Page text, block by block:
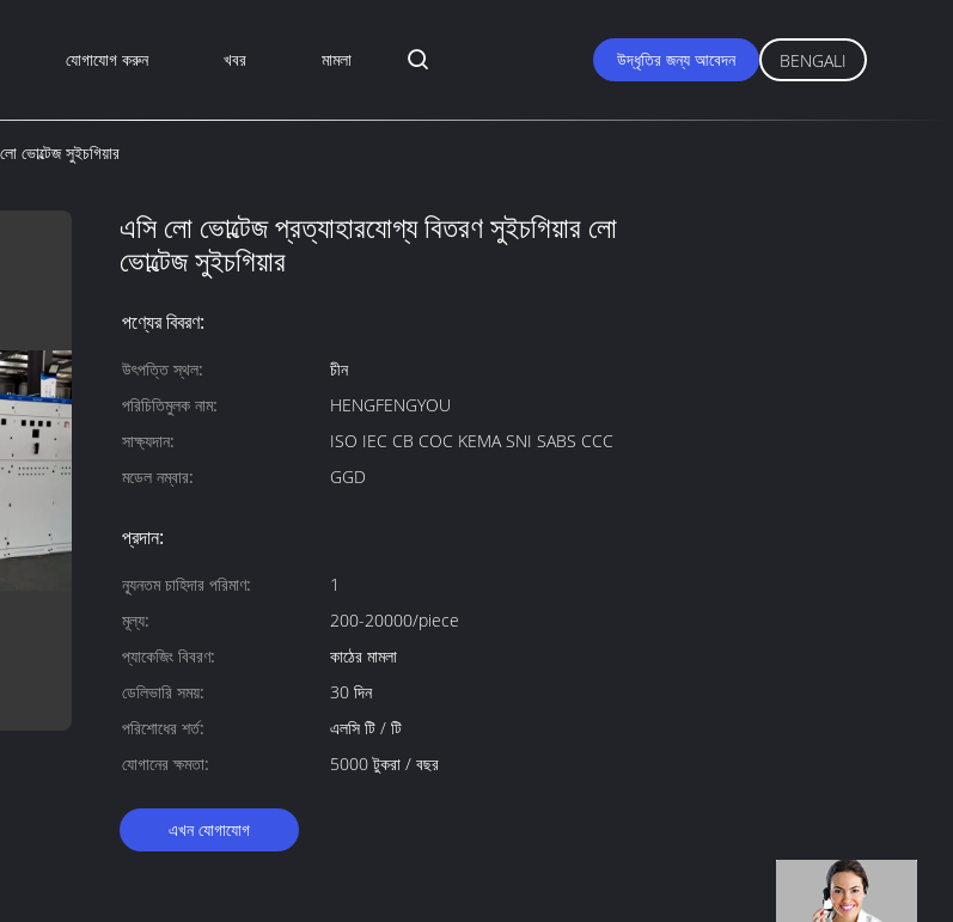
যোগাযোগ করুন খবর মামলা উদ্ধৃতির জন্য আবেদন BENGALI
ভোল্টেজ সুইচগিয়ার
এসি লো ভোল্টেজ প্রত্যাহারযোগ্য বিতরণ সুইচগিয়ার লো
ভোল্টেজ সুইচগিয়ার
পণ্যের বিবরণ:
উৎপত্তি স্থল:
চীন
পরিচিতিমুলক নাম:
HENGFENGYOU
সাক্ষ্যদান:
ISO IEC CB COC KEMA SNI SABS CCC
মডেল নম্বার:
GGD
প্রদান:
ন্যূনতম চাহিদার পরিমাণ:
1
মূল্য:
200-20000/piece
প্যাকেজিং বিবরণ:
কাঠের মামলা
ডেলিভারি সময়:
30 দিন
পরিশোধের শর্ত:
এলসি টি / টি
যোগানের ক্ষমতা:
5000 টুকরা / বছর
এখন যোগাযোগ